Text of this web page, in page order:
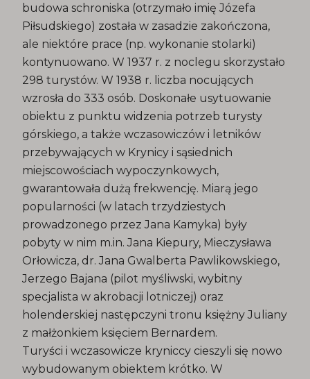
budowa schroniska (otrzymało imię Józefa
Piłsudskiego) została w zasadzie zakończona,
ale niektóre prace (np. wykonanie stolarki)
kontynuowano. W 1937 r. z noclegu skorzystało
298 turystów. W 1938 r. liczba nocujących
wzrosła do 333 osób. Doskonałe usytuowanie
obiektu z punktu widzenia potrzeb turysty
górskiego, a także wczasowiczów i letników
przebywających w Krynicy i sąsiednich
miejscowościach wypoczynkowych,
gwarantowała dużą frekwencję. Miarą jego
popularności (w latach trzydziestych
prowadzonego przez Jana Kamyka) były
pobyty w nim m.in. Jana Kiepury, Mieczysława
Orłowicza, dr. Jana Gwalberta Pawlikowskiego,
Jerzego Bajana (pilot myśliwski, wybitny
specjalista w akrobacji lotniczej) oraz
holenderskiej następczyni tronu księżny Juliany
z małżonkiem księciem Bernardem.
Turyści i wczasowicze kryniccy cieszyli się nowo
wybudowanym obiektem krótko. W